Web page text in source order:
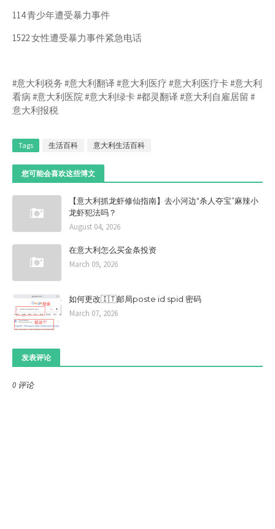
114 青少年遭受暴力事件
1522 女性遭受暴力事件紧急电话
#意大利税务 #意大利翻译 #意大利医疗 #意大利医疗卡 #意大利
看病 #意大利医院 #意大利绿卡 #都灵翻译 #意大利自雇居留 #
意大利报税
Tags 生活百科 意大利生活百科
您可能会喜欢这些博文
【意大利抓龙虾修仙指南】去小河边“杀人夺宝”麻辣小
龙虾犯法吗？
August 04, 2026
在意大利怎么买金条投资
March 09, 2026
如何更改🇮🇹邮局poste id spid 密码
March 07, 2026
发表评论
0 评论